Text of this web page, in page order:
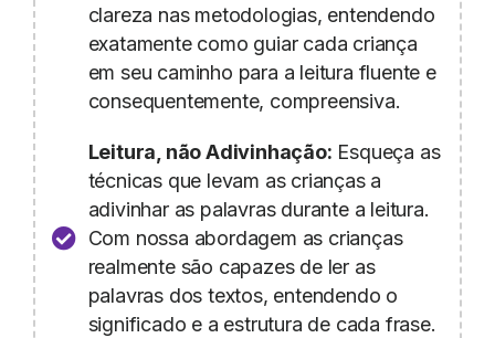
clareza nas metodologias, entendendo
exatamente como guiar cada criança
em seu caminho para a leitura fluente e
consequentemente, compreensiva.
Leitura, não Adivinhação: Esqueça as
técnicas que levam as crianças a
adivinhar as palavras durante a leitura.
Com nossa abordagem as crianças
realmente são capazes de ler as
palavras dos textos, entendendo o
significado e a estrutura de cada frase.